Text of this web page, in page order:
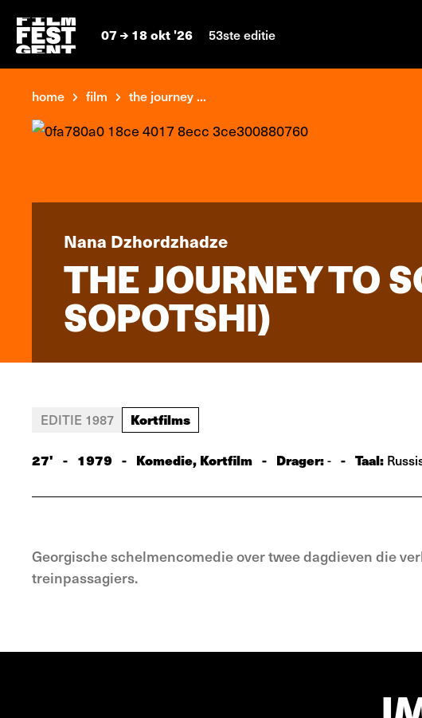
07 18 okt '26 53ste editie
home film the journey ...
Nana Dzhordzhadze
THE JOURNEY TO
SOPOTSHI)
EDITIE 1987 Kortfilms
27' - 1979 - Komedie, Kortfilm - Drager:- - Taal:
Georgische schelmencomedie over twee dagdieven die
treinpassagiers.